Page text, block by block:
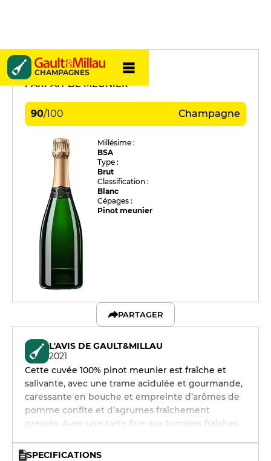
CHAMPAGNES
Laurent Lequart
PARFAIT DE MEUNIER
90/100 Champagne
Millésime :
BSA
Type :
Brut
Classification :
Blanc
Cépages :
Pinot meunier
PARTAGER
L'AVIS DE GAULT&MILLAU
2021
Cette cuvée 100% pinot meunier est fraîche et
salivante, avec une trame acidulée et gourmande,
caressante en bouche et empreinte d’arômes de
pomme confite et d’agrumes fraîchement
pressés. Avec une tarte fine aux tomates fraîches.
SPECIFICATIONS